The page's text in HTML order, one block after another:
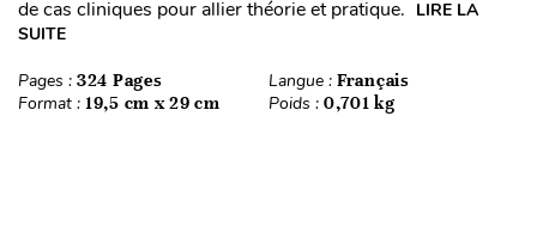
de cas cliniques pour allier théorie et pratique. LIRE LA
SUITE
Pages : 324 Pages Langue : Français
Format : 19,5 cm x 29 cm Poids : 0,701 kg